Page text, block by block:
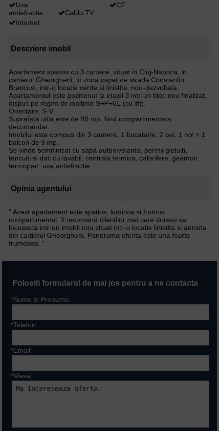
Usa
antiefractie
Cablu TV
Internet
CF
Descriere imobil
Apartament spatios cu 3 camere, situat in Cluj-Napoca, in
cartierul Gheorgheni, in zona capat de strada Constantin
Brancusi, intr-o locatie verde si linistita, nou-dezvoltata.
Apartamentul este pozitionat la etajul 3 intr-un bloc nou finalizat,
dispus pe regim de inaltime S+P+6E (cu lift).
Orientare: S-V.
Suprafata utila este de 90 mp, fiind compartimentata
decomandat.
Imobilul este compus din 3 camere, 1 bucatarie, 2 bai, 1 hol + 1
balcon de 9 mp.
Se vinde semifinisat cu sapa autonivelanta, peretii gletuiti,
tencuiti si dati cu lavabil, centrala termica, calorifere, geamuri
termopan, usa antiefractie.
Opinia agentului
" Acest apartament este spatios, luminos si frumos
compartimentat. Il recomand clientilor mei care doresc sa
locuiasca intr-un imobil nou situat intr-o locatie linistita si aerisita
din cartierul Gheorgheni. Panorama oferita este una foarte
frumoasa. "
Folositi formularul de mai jos pentru a ne contacta
*Nume si Prenume:
*Telefon:
*Email:
*Mesaj: